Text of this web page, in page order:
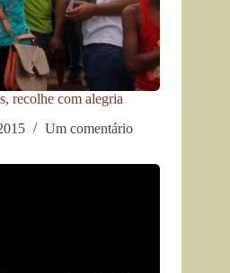
recolhe com alegria
Um comentário